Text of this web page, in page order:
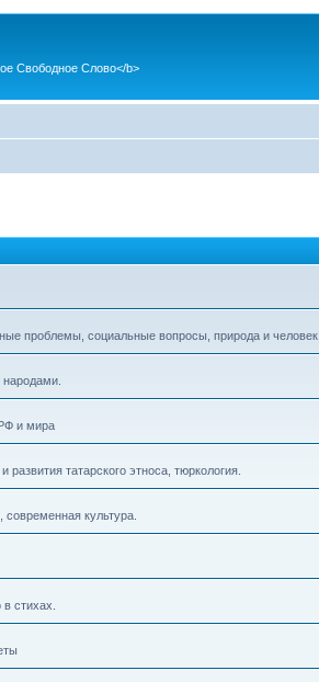
Свободное Слово</b>
проблемы, социальные вопросы, природа и человек.
и мира
татарского этноса, тюркология.
культура.
стихах.